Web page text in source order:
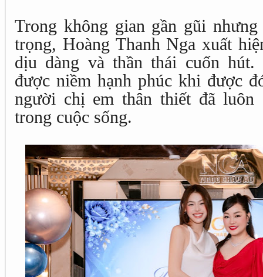
Trong không gian gần gũi
trọng, Hoàng Thanh Nga xuất
dịu dàng và thần thái cuốn hút.
được niềm hạnh phúc khi được
người chị em thân thiết đã luôn
trong cuộc sống.